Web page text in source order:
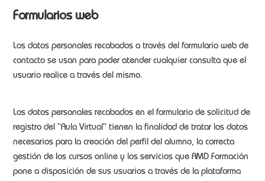
Formularios web
Los datos personales recabados a través del formulario web de
contacto se usan para poder atender cualquier consulta que el
usuario realice a través del mismo.
Los datos personales recabados en el formulario de solicitud de
registro del “Aula Virtual” tienen la finalidad de tratar los datos
necesarios para la creación del perfil del alumno, la correcta
gestión de los cursos online y los servicios que AMD Formación
pone a disposición de sus usuarios a través de la plataforma